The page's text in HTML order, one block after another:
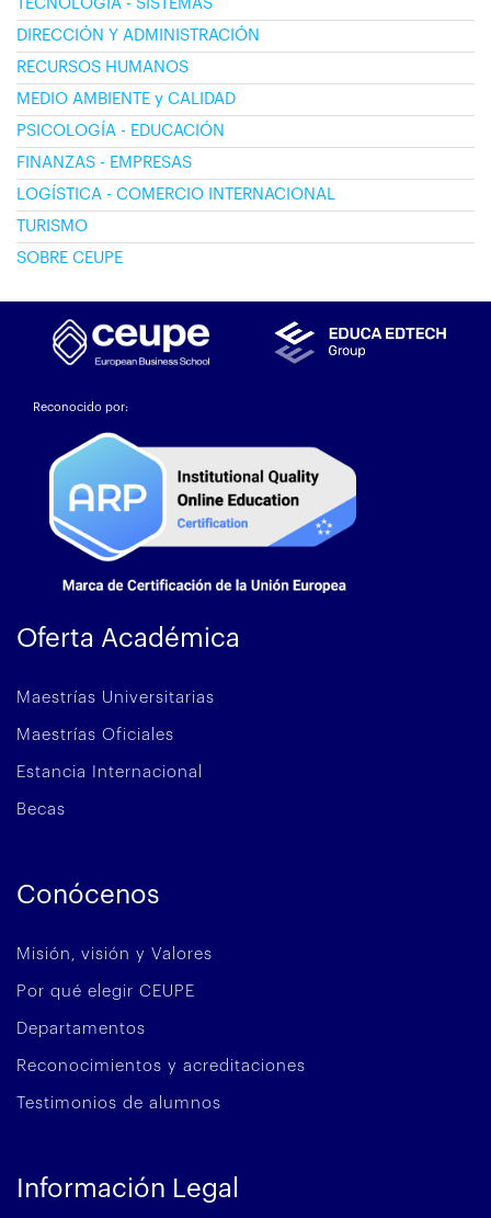
TECNOLOGÍA - SISTEMAS
DIRECCIÓN Y ADMINISTRACIÓN
RECURSOS HUMANOS
MEDIO AMBIENTE y CALIDAD
PSICOLOGÍA - EDUCACIÓN
FINANZAS - EMPRESAS
LOGÍSTICA - COMERCIO INTERNACIONAL
TURISMO
SOBRE CEUPE
Reconocido por:
Oferta Académica
Maestrías Universitarias
Maestrías Oficiales
Estancia Internacional
Becas
Conócenos
Misión, visión y Valores
Por qué elegir CEUPE
Departamentos
Reconocimientos y acreditaciones
Testimonios de alumnos
Información Legal